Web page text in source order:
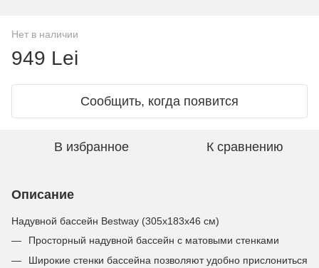
Нет в наличии
949 Lei
Сообщить, когда появится
В избранное К сравнению
Описание
Надувной бассейн Bestway (305х183х46 см)
Просторный надувной бассейн с матовыми стенками
Широкие стенки бассейна позволяют удобно прислониться